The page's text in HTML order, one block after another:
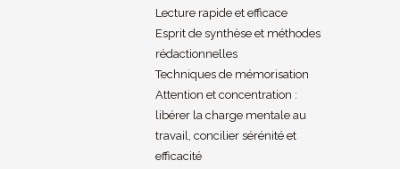
Lecture rapide et efficace
Esprit de synthèse et méthodes
rédactionnelles
Techniques de mémorisation
Attention et concentration :
libérer la charge mentale au
travail, concilier sérénité et
efficacité